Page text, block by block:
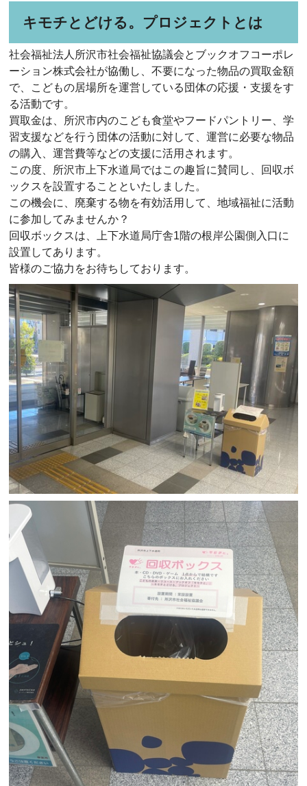
キモチとどける。プロジェクトとは
社会福祉法人所沢市社会福祉協議会とブックオフコーポレ
ーション株式会社が協働し、不要になった物品の買取金額
で、こどもの居場所を運営している団体の応援・支援をす
る活動です。
買取金は、所沢市内のこども食堂やフードパントリー、学
習支援などを行う団体の活動に対して、運営に必要な物品
の購入、運営費等などの支援に活用されます。
この度、所沢市上下水道局ではこの趣旨に賛同し、回収ボ
ックスを設置することといたしました。
この機会に、廃棄する物を有効活用して、地域福祉に活動
に参加してみませんか？
回収ボックスは、上下水道局庁舎1階の根岸公園側入口に
設置してあります。
皆様のご協力をお待ちしております。